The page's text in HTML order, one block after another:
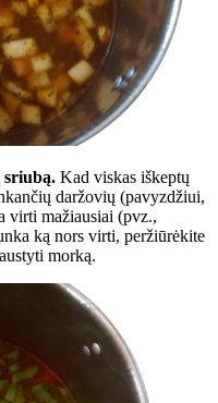
sriubą. Kad viskas iškeptų
daržovių (pavyzdžiui,
virti mažiausiai (pvz.,
ką nors virti, peržiūrėkite
morką.